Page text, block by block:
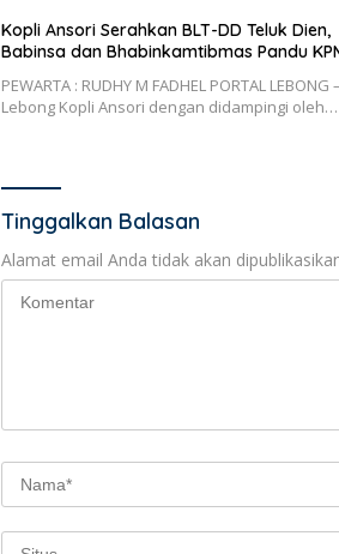
Kopli Ansori Serahkan BLT-DD Teluk Dien,
Babinsa dan Bhabinkamtibmas Pandu
PEWARTA : RUDHY M FADHEL PORTAL LEBONG
Lebong Kopli Ansori dengan didampingi oleh…
Tinggalkan Balasan
Alamat email Anda tidak akan